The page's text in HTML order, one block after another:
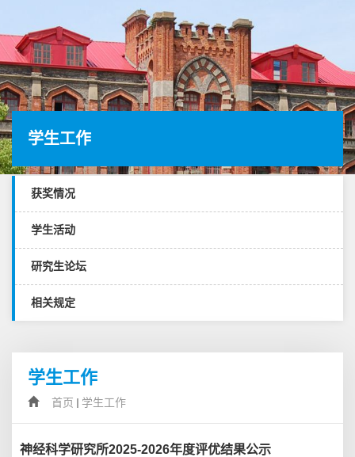
学生工作
获奖情况
学生活动
研究生论坛
相关规定
学生工作
首页 学生工作
神经科学研究所2025-2026年度评优结果公示